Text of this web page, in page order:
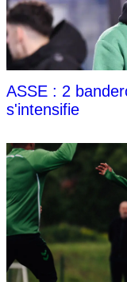
ASSE : 2
s'intensifie